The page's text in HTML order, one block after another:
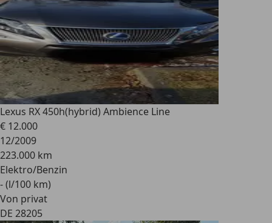
Lexus RX 450h(hybrid) Ambience Line
€ 12.000
12/2009
223.000 km
Elektro/Benzin
- (l/100 km)
Von privat
DE 28205